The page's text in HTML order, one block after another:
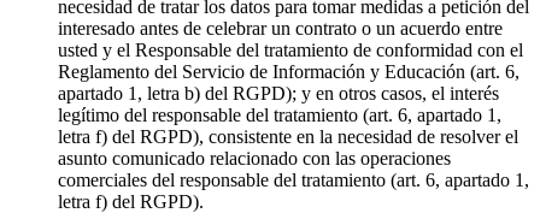
necesidad de tratar los datos para tomar medidas a petición del
interesado antes de celebrar un contrato o un acuerdo entre
usted y el Responsable del tratamiento de conformidad con el
Reglamento del Servicio de Información y Educación (art. 6,
apartado 1, letra b) del RGPD); y en otros casos, el interés
legítimo del responsable del tratamiento (art. 6, apartado 1,
letra f) del RGPD), consistente en la necesidad de resolver el
asunto comunicado relacionado con las operaciones
comerciales del responsable del tratamiento (art. 6, apartado 1,
letra f) del RGPD).